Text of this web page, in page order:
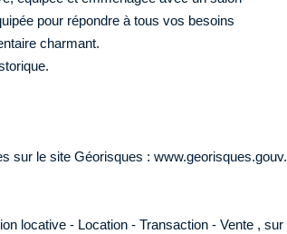
pour répondre à tous vos besoins
charmant.
sur le site Géorisques : www.georisques.gouv.
locative - Location - Transaction - Vente , sur